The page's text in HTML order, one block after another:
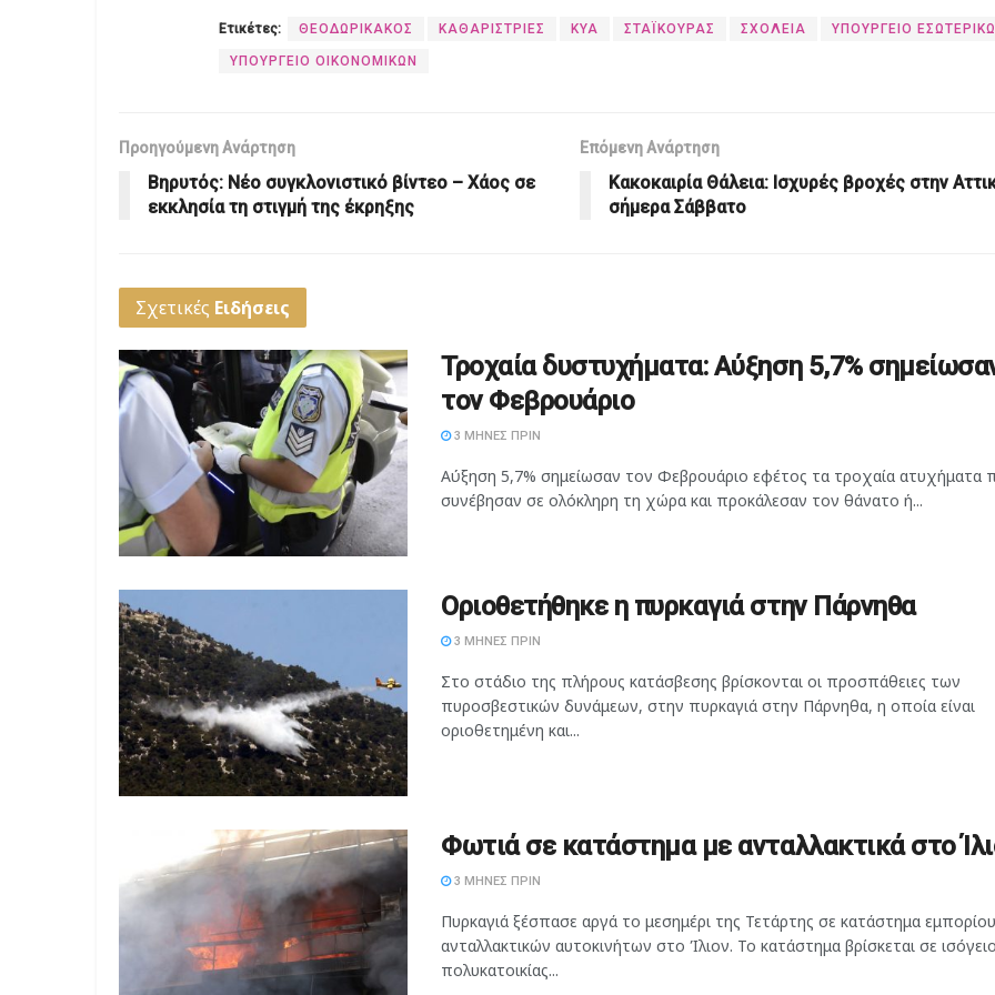
Ετικέτες: ΘΕΟΔΩΡΙΚΑΚΟΣ ΚΑΘΑΡΙΣΤΡΙΕΣ ΚΥΑ ΣΤΑΪΚΟΥΡΑΣ ΣΧΟΛΕΙΑ ΥΠΟΥΡΓΕΙΟ
ΥΠΟΥΡΓΕΙΟ ΟΙΚΟΝΟΜΙΚΩΝ
Προηγούμενη Ανάρτηση
Βηρυτός: Νέο συγκλονιστικό βίντεο – Χάος σε
εκκλησία τη στιγμή της έκρηξης
Επόμενη Ανάρτηση
Κακοκαιρία Θάλεια: Iσχυρές βροχές στην
σήμερα Σάββατο
Σχετικές Ειδήσεις
Τροχαία δυστυχήματα: Αύξηση 5,7%
τον Φεβρουάριο
3 ΜΉΝΕΣ ΠΡΙΝ
Αύξηση 5,7% σημείωσαν τον Φεβρουάριο εφέτος τα τροχαία ατυχήματα
συνέβησαν σε ολόκληρη τη χώρα και προκάλεσαν τον θάνατο ή...
Οριοθετήθηκε η πυρκαγιά στην Πάρνηθα
3 ΜΉΝΕΣ ΠΡΙΝ
Στο στάδιο της πλήρους κατάσβεσης βρίσκονται οι προσπάθειες των
πυροσβεστικών δυνάμεων, στην πυρκαγιά στην Πάρνηθα, η οποία είναι
οριοθετημένη και...
Φωτιά σε κατάστημα με ανταλλακτικά στο
3 ΜΉΝΕΣ ΠΡΙΝ
Πυρκαγιά ξέσπασε αργά το μεσημέρι της Τετάρτης σε κατάστημα εμπορίου
ανταλλακτικών αυτοκινήτων στο Ίλιον. Το κατάστημα βρίσκεται σε ισόγειο
πολυκατοικίας...